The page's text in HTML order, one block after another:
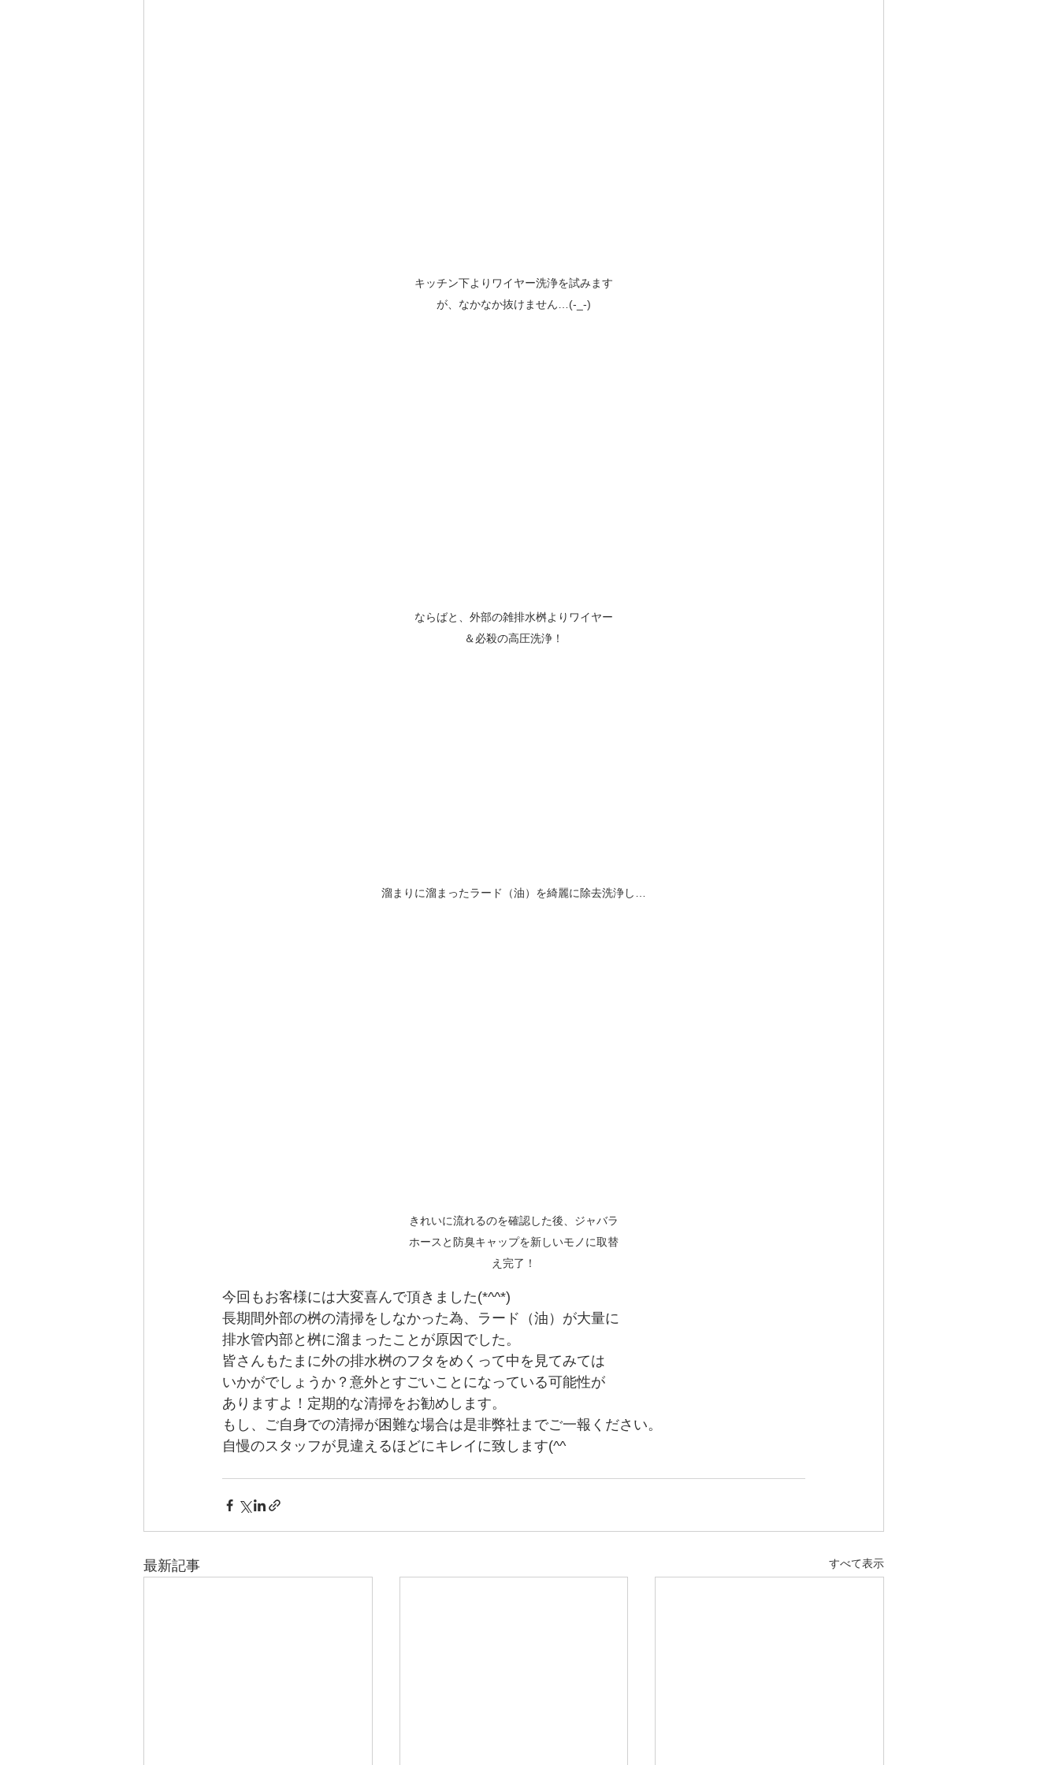
キッチン下よりワイヤー洗浄を試みます
が、なかなか抜けません…(-_-)
ならばと、外部の雑排水桝よりワイヤー
＆必殺の高圧洗浄！
溜まりに溜まったラード（油）を綺麗に除去洗浄し…
きれいに流れるのを確認した後、ジャバラ
ホースと防臭キャップを新しいモノに取替
え完了！
今回もお客様には大変喜んで頂きました(*^^*)
長期間外部の桝の清掃をしなかった為、ラード（油）が大量に
排水管内部と桝に溜まったことが原因でした。
皆さんもたまに外の排水桝のフタをめくって中を見てみては
いかがでしょうか？意外とすごいことになっている可能性が
ありますよ！定期的な清掃をお勧めします。
もし、ご自身での清掃が困難な場合は是非弊社までご一報ください。
自慢のスタッフが見違えるほどにキレイに致します(^^ゞ
最新記事 すべて表示